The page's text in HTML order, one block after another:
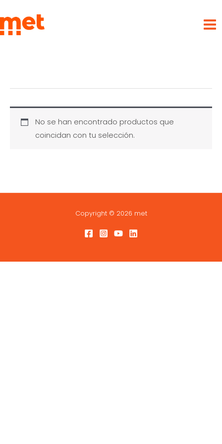
al
contenido
No se han encontrado productos que
coincidan con tu selección.
Copyright © 2026 met